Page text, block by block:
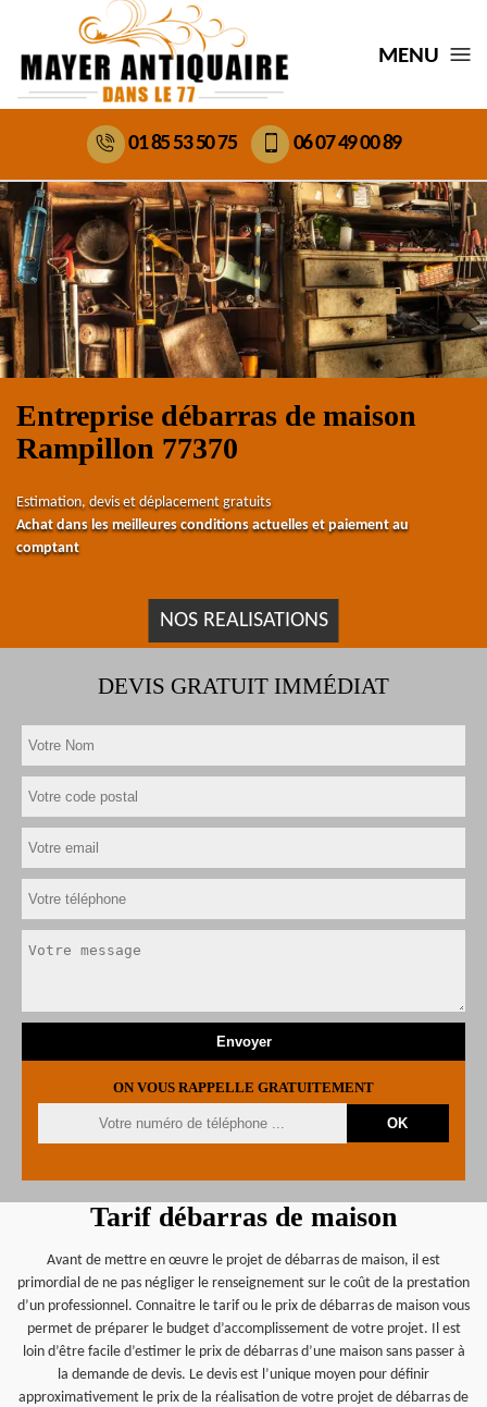
MENU
01 85 53 50 75 06 07 49 00 89
Entreprise débarras de maison
Rampillon 77370
Estimation, devis et déplacement gratuits
Achat dans les meilleures conditions actuelles et paiement au
comptant
NOS REALISATIONS
DEVIS GRATUIT IMMÉDIAT
ON VOUS RAPPELLE GRATUITEMENT
Tarif débarras de maison
Avant de mettre en œuvre le projet de débarras de maison, il est
primordial de ne pas négliger le renseignement sur le coût de la prestation
d’un professionnel. Connaitre le tarif ou le prix de débarras de maison vous
permet de préparer le budget d’accomplissement de votre projet. Il est
loin d’être facile d’estimer le prix de débarras d’une maison sans passer à
la demande de devis. Le devis est l’unique moyen pour définir
approximativement le prix de la réalisation de votre projet de débarras de